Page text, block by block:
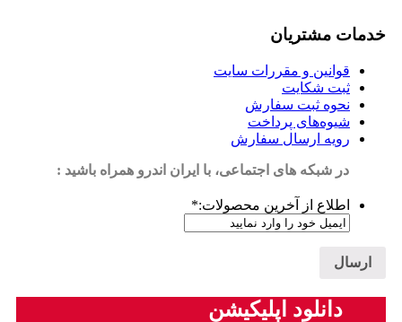
خدمات مشتریان
قوانین و مقررات سایت
ثبت شکایت
نحوه ثبت سفارش
شیوه‌های پرداخت
رویه ارسال سفارش
در شبکه های اجتماعی، با ایران اندرو همراه باشید :
اطلاع از آخرین محصولات:*
دانلود اپلیکیشن